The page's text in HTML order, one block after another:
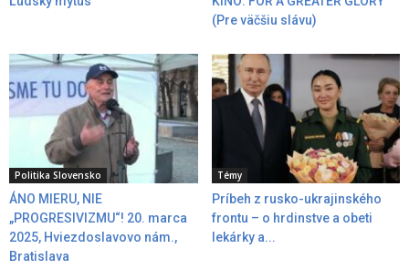
(Pre väčšiu slávu)
Politika Slovensko
ÁNO MIERU, NIE
„PROGRESIVIZMU“! 20. marca
2025, Hviezdoslavovo nám.,
Bratislava
Témy
Príbeh z rusko-ukrajinského
frontu – o hrdinstve a obeti
lekárky a...